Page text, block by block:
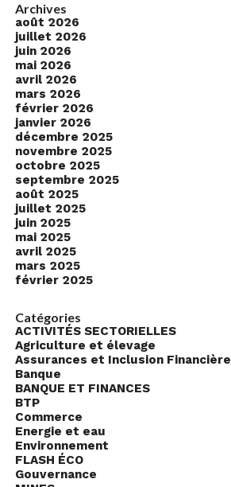
Archives
août 2026
juillet 2026
juin 2026
mai 2026
avril 2026
mars 2026
février 2026
janvier 2026
décembre 2025
novembre 2025
octobre 2025
septembre 2025
août 2025
juillet 2025
juin 2025
mai 2025
avril 2025
mars 2025
février 2025
Catégories
ACTIVITÉS SECTORIELLES
Agriculture et élevage
Assurances et Inclusion Financière
Banque
BANQUE ET FINANCES
BTP
Commerce
Energie et eau
Environnement
FLASH ÉCO
Gouvernance